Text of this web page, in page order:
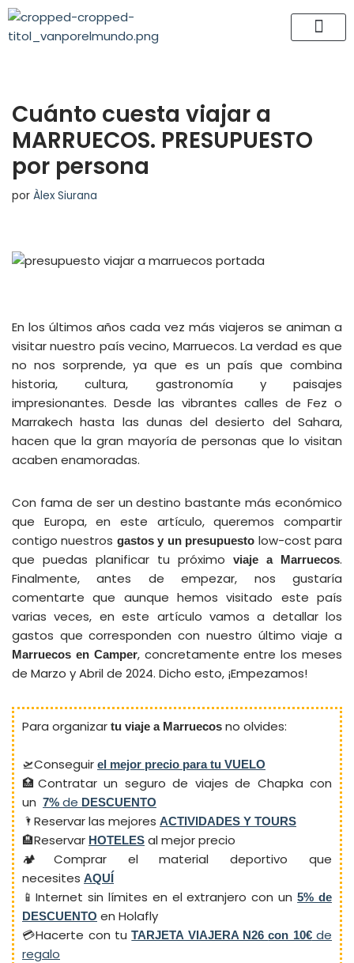
Saltar
Cuánto cuesta viajar a
MARRUECOS. PRESUPUESTO
por persona
por Àlex Siurana
En los últimos años cada vez más viajeros se animan a
visitar nuestro país vecino, Marruecos. La verdad es que
no nos sorprende, ya que es un país que combina
historia, cultura, gastronomía y paisajes
impresionantes. Desde las vibrantes calles de Fez o
Marrakech hasta las dunas del desierto del Sahara,
hacen que la gran mayoría de personas que lo visitan
acaben enamoradas.
Con fama de ser un destino bastante más económico
que Europa, en este artículo, queremos compartir
contigo nuestros gastos y un presupuesto low-cost para
que puedas planificar tu próximo
viaje a Marruecos.
Finalmente, antes de empezar, nos gustaría
comentarte que aunque hemos visitado este país
varias veces, en este artículo vamos a detallar los
gastos que corresponden con nuestro último viaje a
Marruecos en Camper, concretamente entre los meses
de Marzo y Abril de 2024. Dicho esto, ¡Empezamos!
Para organizar tu viaje a Marruecos no olvides:
🛫Conseguir el mejor precio para tu VUELO
🏥Contratar un seguro de viajes de Chapka con
un 7% de DESCUENTO
🌂Reservar las mejores ACTIVIDADES Y TOURS
🏨Reservar HOTELES al mejor precio
🏕️Comprar el material deportivo que
necesites AQUÍ
📱Internet sin límites en el extranjero con un5% de
DESCUENTO en Holafly
💳Hacerte con tuTARJETA VIAJERA N26 con 10€de
regalo